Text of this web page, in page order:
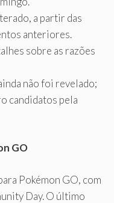
a partir das
anteriores.
sobre as razões
não foi revelado;
candidatos pela
GO
Pokémon GO, com
Day. O último